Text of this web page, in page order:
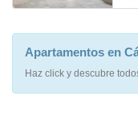
Apartamentos en
Haz click y descubre